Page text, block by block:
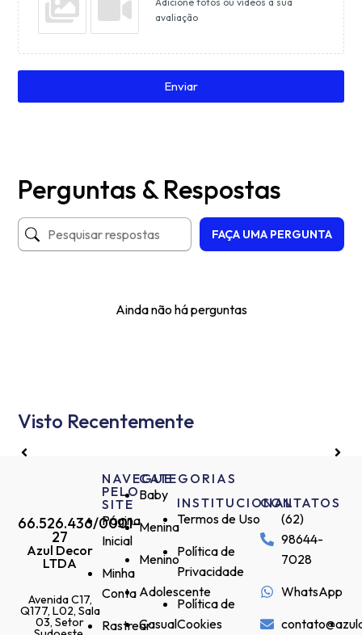
avaliação
Enviar
Perguntas & Respostas
FAÇA UMA PERGUNTA
Ainda não há perguntas
Visto Recentemente
66.526.436/0001-
27
Azul Decor
LTDA
Avenida C17,
Q177, L02, Sala
03, Setor
NAVEGUE
PELO
SITE
Página
Inicial
Minha
Conta
Rastrear
CATEGORIAS
Baby
Menina
Menino
Adolescente
Casual
INSTITUCIONAL
Termos de Uso
Política de
Privacidade
Política de
Cookies
CONTATOS
(62)
98644-
7028
WhatsApp